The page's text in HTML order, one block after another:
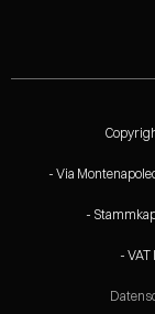
- Via
-
-